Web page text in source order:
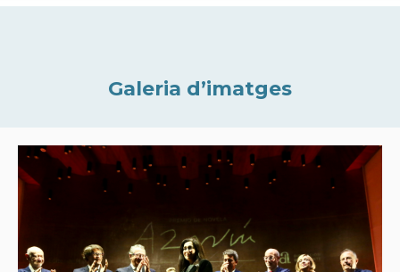
Galeria d’imatges